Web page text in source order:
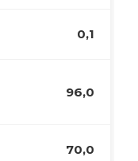
0,1
96,0
70,0